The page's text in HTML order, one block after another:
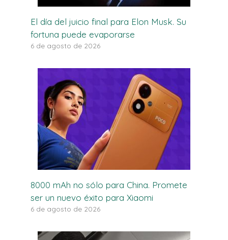
El día del juicio final para Elon Musk. Su
fortuna puede evaporarse
6 de agosto de 2026
8000 mAh no sólo para China. Promete
ser un nuevo éxito para Xiaomi
6 de agosto de 2026